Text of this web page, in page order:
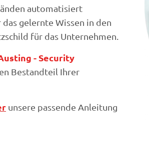
automatisiert
gelernte Wissen in den
für das Unternehmen.
- Security
Bestandteil Ihrer
unsere passende Anleitung